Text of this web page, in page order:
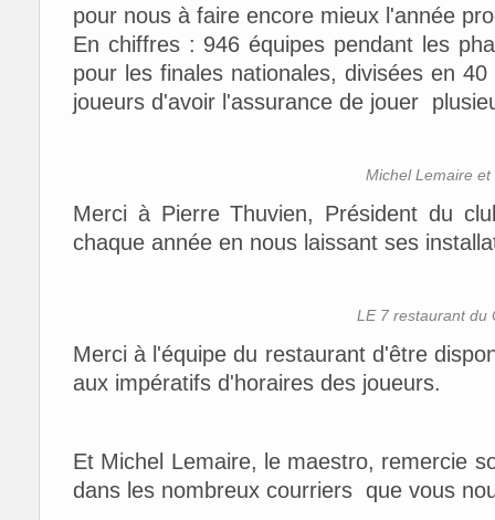
pour nous à faire encore mieux l'année
En chiffres : 946 équipes pendant les
pour les finales nationales, divisées en
joueurs d'avoir l'assurance de jouer
Michel Lemaire
Merci à Pierre Thuvien, Président du
chaque année en nous laissant ses
LE 7 restaurant du
Merci à l'équipe du restaurant d'être
aux impératifs d'horaires des joueurs.
Et Michel Lemaire, le maestro, remercie
dans les nombreux courriers que vous